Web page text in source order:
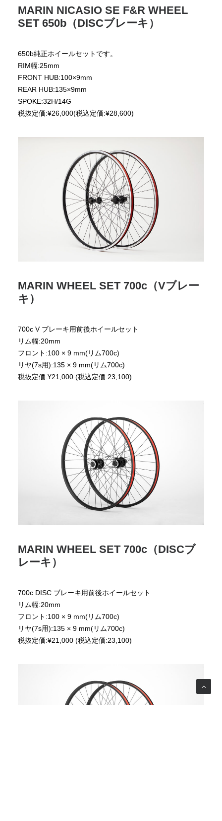
MARIN NICASIO SE F&R WHEEL
SET 650b（DISCブレーキ）
650b純正ホイールセットです。
RIM幅:25mm
FRONT HUB:100×9mm
REAR HUB:135×9mm
SPOKE:32H/14G
税抜定価:¥26,000(税込定価:¥28,600)
MARIN WHEEL SET 700c（Vブレー
キ）
700c V ブレーキ用前後ホイールセット
リム幅:20mm
フロント:100 × 9 mm(リム700c)
リヤ(7s用):135 × 9 mm(リム700c)
税抜定価:¥21,000 (税込定価:23,100)
MARIN WHEEL SET 700c（DISCブ
レーキ）
700c DISC ブレーキ用前後ホイールセット
リム幅:20mm
フロント:100 × 9 mm(リム700c)
リヤ(7s用):135 × 9 mm(リム700c)
税抜定価:¥21,000 (税込定価:23,100)